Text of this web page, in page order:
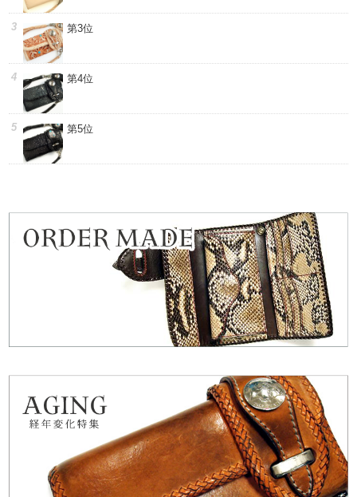
第3位
第4位
第5位